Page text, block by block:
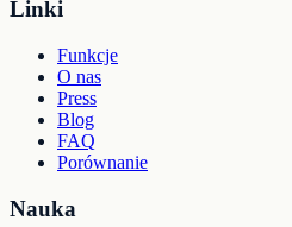
Linki
Funkcje
O nas
Press
Blog
FAQ
Porównanie
Nauka